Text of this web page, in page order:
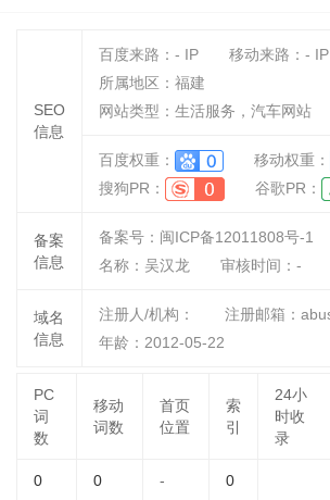
SEO
信息
百度来路： - IP 移动来路： - IP
所属地区：福建
网站类型：生活服务，汽车网站
百度权重：
移动权重：
搜狗PR：
谷歌PR：
备案
信息
备案号：闽ICP备12011808号-1
名称： 吴汉龙 审核时间： -
域名
信息
注册人/机构：
注册邮箱：
年龄：2012-05-22
PC
词
数
移动
词数
首页
位置
索
引
24小
时收
录
0 0 - 0